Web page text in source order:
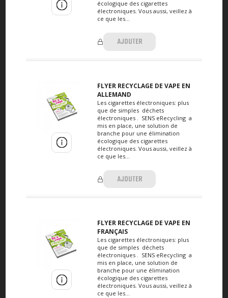
écologique des cigarettes
électroniques. Vous aussi, veillez à
ce que les...
AJOUTER
FLYER RECYCLAGE DE VAPE EN
ALLEMAND
Les cigarettes électroniques: plus
que de simples déchets
électroniques . SENS eRecycling a
mis en place, une solution de
branche pour une élimination
écologique des cigarettes
électroniques. Vous aussi, veillez à
ce que les...
AJOUTER
FLYER RECYCLAGE DE VAPE EN
FRANÇAIS
Les cigarettes électroniques: plus
que de simples déchets
électroniques . SENS eRecycling a
mis en place, une solution de
branche pour une élimination
écologique des cigarettes
électroniques. Vous aussi, veillez à
ce que les...